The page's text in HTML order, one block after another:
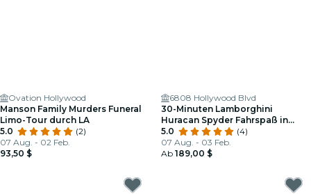
Ovation Hollywood
Manson Family Murders Funeral
Limo-Tour durch LA
5.0
(2)
07 Aug. - 02 Feb.
93,50 $
6808 Hollywood Blvd
30-Minuten Lamborghini
Huracan Spyder Fahrspaß in
Hollywood
5.0
(4)
07 Aug. - 03 Feb.
Ab 189,00 $